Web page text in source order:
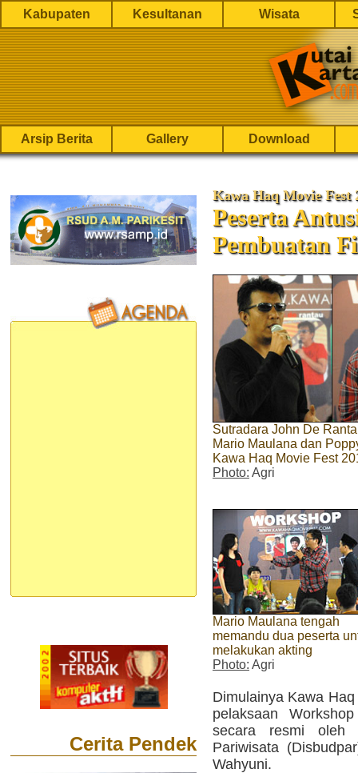
Kabupaten Kesultanan Wisata
Arsip Berita Gallery Download
Cerita Pendek
Kawa Haq Movie Fest
Peserta
Pembuatan
Sutradara John De
Mario Maulana dan
Kawa Haq Movie Fest
Photo: Agri
Mario Maulana tengah
memandu dua peserta
melakukan akting
Photo: Agri
Dimulainya Kawa
pelaksaan
secara resmi oleh
Pariwisata
Wahyuni.